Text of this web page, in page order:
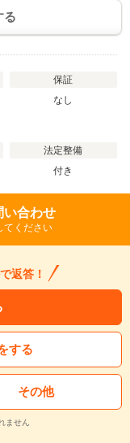
る
保証
なし
法定整備
付き
い合わせ
てください
返答！
する
その他
ません